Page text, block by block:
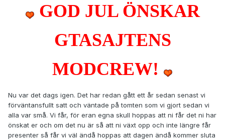
GOD JUL ÖNSKAR
GTASAJTENS
MODCREW!
Nu var det dags igen. Det har redan gått ett år sedan senast vi
förväntansfullt satt och väntade på tomten som vi gjort sedan vi
alla var små. Vi får, för eran egna skull hoppas att ni får det ni har
önskat er och om det nu är så att ni växt opp och inte längre får
presenter så får vi väl ändå hoppas att dagen ändå kommer sluta